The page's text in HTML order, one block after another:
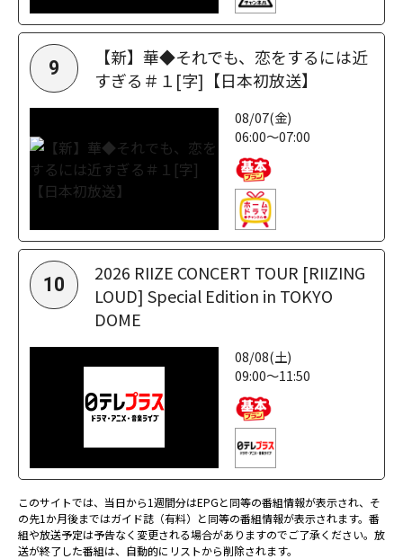
9
【新】華◆それでも、恋をするには近
すぎる＃１[字]【日本初放送】
08/07(金)
06:00～07:00
10
2026 RIIZE CONCERT TOUR [RIIZING
LOUD] Special Edition in TOKYO
DOME
08/08(土)
09:00～11:50
このサイトでは、当日から1週間分はEPGと同等の番組情報が表示され、そ
の先1か月後まではガイド誌（有料）と同等の番組情報が表示されます。番
組や放送予定は予告なく変更される場合がありますのでご了承ください。放
送が終了した番組は、自動的にリストから削除されます。